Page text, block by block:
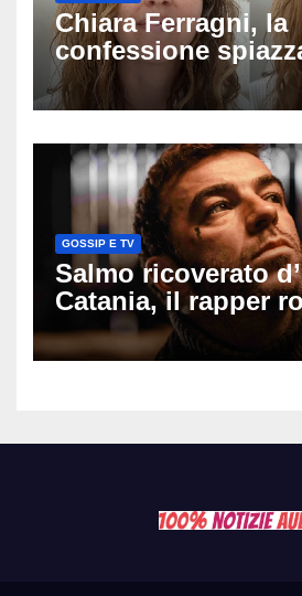
Chiara Ferragni, la
confessione
mio ex voleva che
il seno». Poi svela
GOSSIP E TV
Salmo ricoverato
Catania, il rapper
silenzio dopo la
ospedale: come